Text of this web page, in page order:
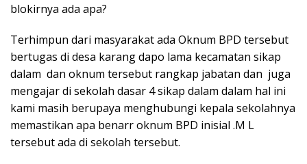
blokirnya ada apa?
Terhimpun dari masyarakat ada Oknum BPD tersebut
bertugas di desa karang dapo lama kecamatan sikap
dalam dan oknum tersebut rangkap jabatan dan juga
mengajar di sekolah dasar 4 sikap dalam dalam hal ini
kami masih berupaya menghubungi kepala sekolahnya
memastikan apa benarr oknum BPD inisial .M L
tersebut ada di sekolah tersebut.